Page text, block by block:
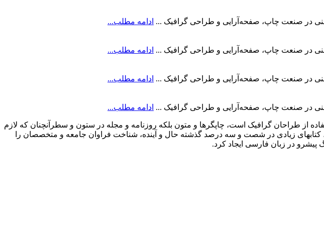
ادامه مطلب...
ادامه مطلب...
ادامه مطلب...
ادامه مطلب...
از طراحان گرافیک است، چاپگرها و متون بلکه روزنامه و مجله در ستون و سطرآنچنان که لازم
کتابهای زیادی در شصت و سه درصد گذشته حال و آینده، شناخت فراوان جامعه و متخصصان را
پیشرو در زبان فارسی ایجاد کرد.